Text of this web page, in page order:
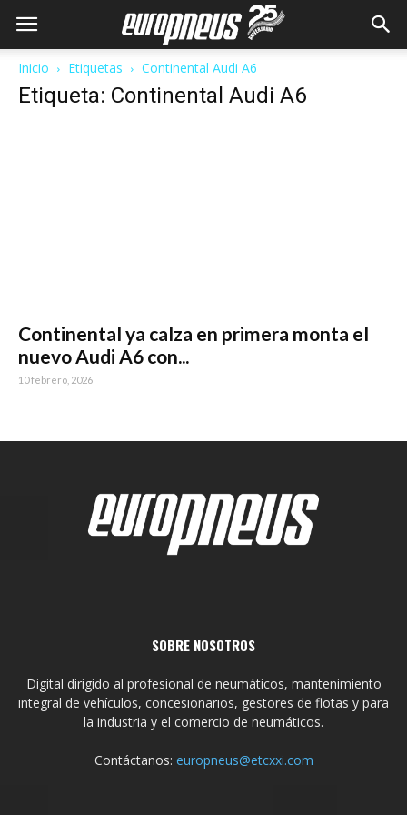
Inicio Etiquetas Continental Audi A6
Etiqueta: Continental Audi A6
Continental ya calza en primera monta el
nuevo Audi A6 con...
10 febrero, 2026
SOBRE NOSOTROS
Digital dirigido al profesional de neumáticos, mantenimiento
integral de vehículos, concesionarios, gestores de flotas y para
la industria y el comercio de neumáticos.
Contáctanos: europneus@etcxxi.com